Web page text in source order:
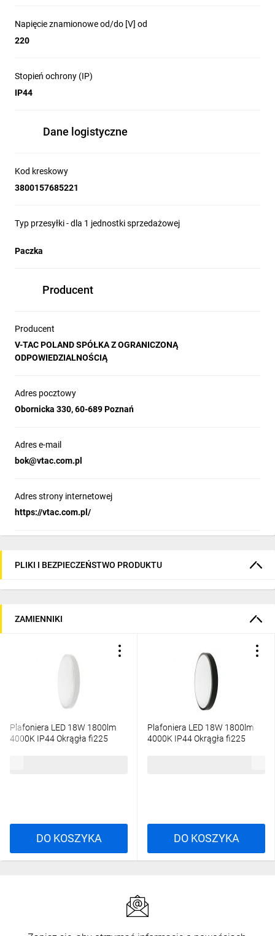
Napięcie znamionowe od/do [V] od
220
Stopień ochrony (IP)
IP44
Dane logistyczne
Kod kreskowy
3800157685221
Typ przesyłki - dla 1 jednostki sprzedażowej
Paczka
Producent
Producent
V-TAC POLAND SPÓŁKA Z OGRANICZONĄ
ODPOWIEDZIALNOŚCIĄ
Adres pocztowy
Obornicka 330, 60-689 Poznań
Adres e-mail
bok@vtac.com.pl
Adres strony internetowej
https://vtac.com.pl/
PLIKI I BEZPIECZEŃSTWO PRODUKTU
ZAMIENNIKI
Plafoniera LED 18W 1800lm
4000K IP44 Okrągła fi225
DO KOSZYKA
Plafoniera LED 18W 1800lm
4000K IP44 Okrągła fi225
DO KOSZYKA